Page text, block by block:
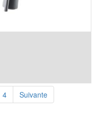
4 Suivante